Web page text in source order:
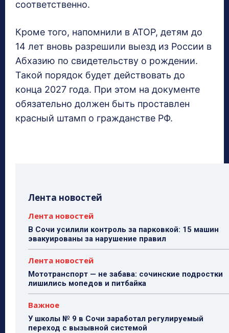
соответственно.
Кроме того, напомнили в АТОР, детям до
14 лет вновь разрешили выезд из России в
Абхазию по свидетельству о рождении.
Такой порядок будет действовать до
конца 2027 года. При этом на документе
обязательно должен быть проставлен
красный штамп о гражданстве РФ.
Лента новостей
Лента новостей
В Сочи усилили контроль за парковкой: 15 машин
эвакуированы за нарушение правил
Лента новостей
Мототранспорт — не забава: сочинские подростки
лишились мопедов и питбайка
Важное
У школы № 9 в Сочи заработал регулируемый
переход с вызывной системой